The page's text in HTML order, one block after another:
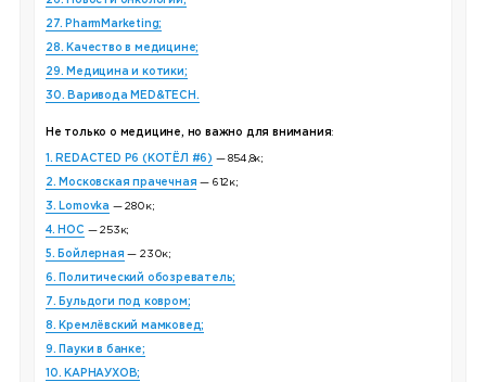
27. PharmMarketing;
28. Качество в медицине;
29. Медицина и котики;
30. Варивода MED&TECH.
Не только о медицине, но важно для внимания:
1. REDACTED P6 (КОТЁЛ #6) — 854,8к;
2. Московская прачечная — 612к;
3. Lomovka — 280к;
4. НОС — 253к;
5. Бойлерная — 230к;
6. Политический обозреватель;
7. Бульдоги под ковром;
8. Кремлёвский мамковед;
9. Пауки в банке;
10. КАРНАУХОВ;